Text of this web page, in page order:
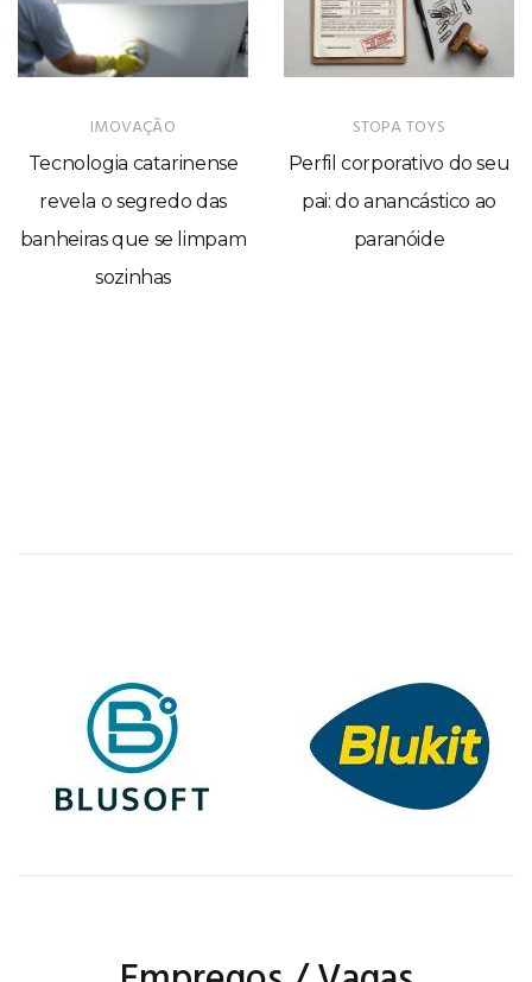
IMOVAÇÃO
Tecnologia catarinense
revela o segredo das
banheiras que se limpam
sozinhas
STOPA TOYS
Perfil corporativo do seu
pai: do anancástico ao
paranóide